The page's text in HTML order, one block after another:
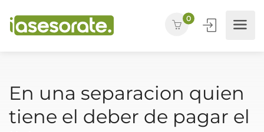
0
En una separacion quien
tiene el deber de pagar el